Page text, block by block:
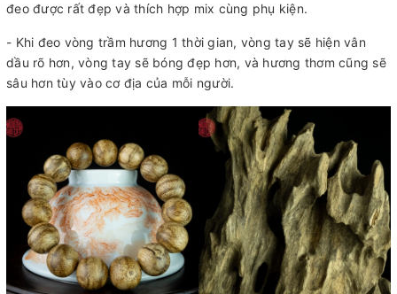
đeo được rất đẹp và thích hợp mix cùng phụ kiện.
- Khi đeo vòng trầm hương 1 thời gian, vòng tay sẽ hiện vân
dầu rõ hơn, vòng tay sẽ bóng đẹp hơn, và hương thơm cũng sẽ
sâu hơn tùy vào cơ địa của mỗi người.